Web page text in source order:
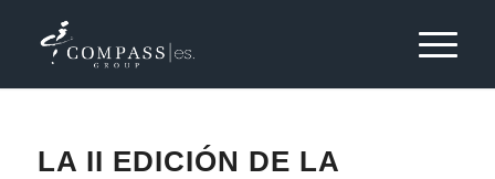
LA II EDICIÓN DE LA